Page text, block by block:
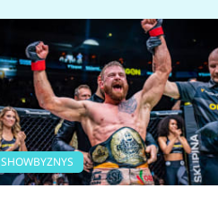
SHOWBYZNYS